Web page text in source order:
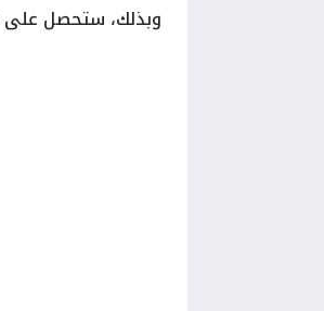
وبذلك، ستحصل على